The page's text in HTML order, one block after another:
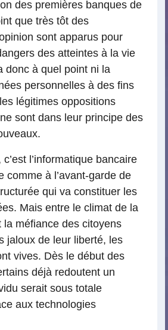
des premières banques de
que très tôt des
sont apparus pour
des atteintes à la vie
donc à quel point ni la
personnelles à des fins
légitimes oppositions
sont dans leur principe des
l’informatique bancaire
comme à l’avant-garde de
qui va constituer les
Mais entre le climat de la
la méfiance des citoyens
jaloux de leur liberté, les
vives. Dès le début des
déjà redoutent un
serait sous totale
aux technologies